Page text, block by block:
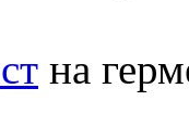
на